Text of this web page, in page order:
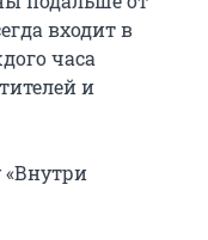
входит в
часа
и